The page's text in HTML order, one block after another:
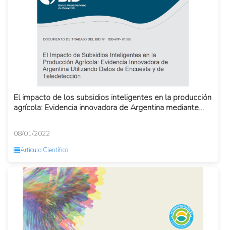
El impacto de los subsidios inteligentes en la producción
agrícola: Evidencia innovadora de Argentina mediante
08/01/2022
Artículo Científico